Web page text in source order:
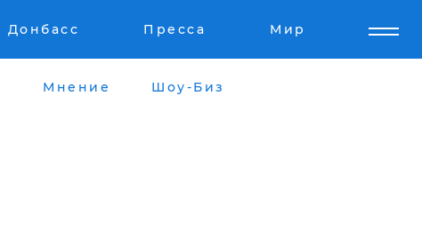
Донбасс Пресса Мир
Мнение Шоу-Биз